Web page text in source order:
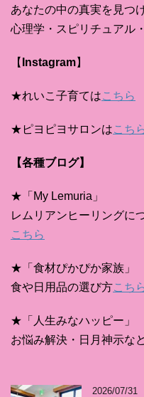
あなたの中の真実を見つ
心理学・スピリチュアル
【 Instagram】
★れいこ子育てはこちら
★ピヨピヨサロンはこち
【各種ブログ】
★「My Lemuria」
レムリアンヒーリングに
こちら
★「食材ぴかぴか家族」
食や日用品の選び方こち
★「人生みなハッピー」
お悩み解決・日月神示な
2026/07/31